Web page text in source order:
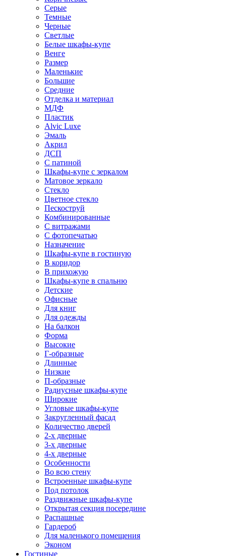
Серые
Темные
Черные
Светлые
Белые шкафы-купе
Венге
Размер
Маленькие
Большие
Средние
Отделка и материал
МДФ
Пластик
Alvic Luxe
Эмаль
Акрил
ДСП
С патиной
Шкафы-купе с зеркалом
Матовое зеркало
Стекло
Цветное стекло
Пескоструй
Комбинированные
С витражами
С фотопечатью
Назначение
Шкафы-купе в гостиную
В коридор
В прихожую
Шкафы-купе в спальню
Детские
Офисные
Для книг
Для одежды
На балкон
Форма
Высокие
Г-образные
Длинные
Низкие
П-образные
Радиусные шкафы-купе
Широкие
Угловые шкафы-купе
Закругленный фасад
Количество дверей
2-х дверные
3-х дверные
4-х дверные
Особенности
Во всю стену
Встроенные шкафы-купе
Под потолок
Раздвижные шкафы-купе
Открытая секция посередине
Распашные
Гардероб
Для маленького помещения
Эконом
Гостиные